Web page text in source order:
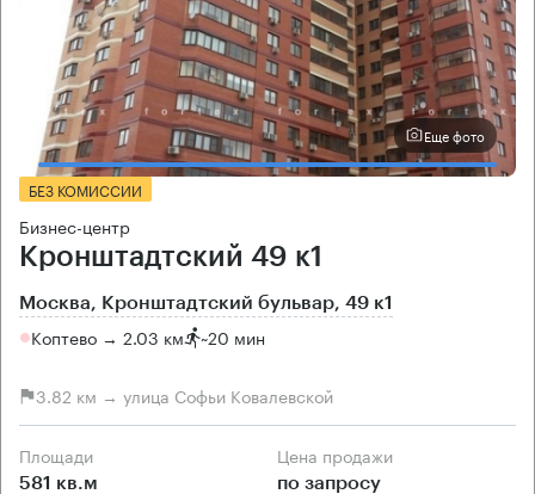
Еще фото
БЕЗ КОМИССИИ
Бизнес-центр
Кронштадтский 49 к1
Москва, Кронштадтский бульвар, 49 к1
Коптево → 2.03 км ~20 мин
3.82 км → улица Софьи Ковалевской
Площади
581 кв.м
Цена продажи
по запросу